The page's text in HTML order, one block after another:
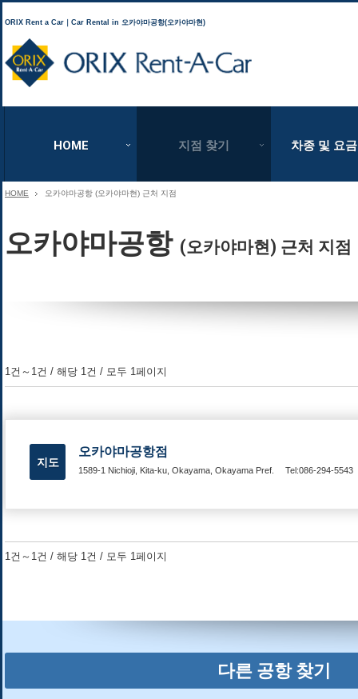
ORIX Rent a Car｜Car Rental in 오카야마공항(오카야마현)
HOME 지점 찾기 차종 및 요
HOME 오카야마공항 (오카야마현) 근처 지점
오카야마공항 (오카야마현) 근처 지점
1건～1건 / 해당 1건 / 모두 1페이지
지도
오카야마공항점
1589-1 Nichioji, Kita-ku, Okayama, Okayama Pref. Tel:086-294-5543
1건～1건 / 해당 1건 / 모두 1페이지
다른 공항 찾기